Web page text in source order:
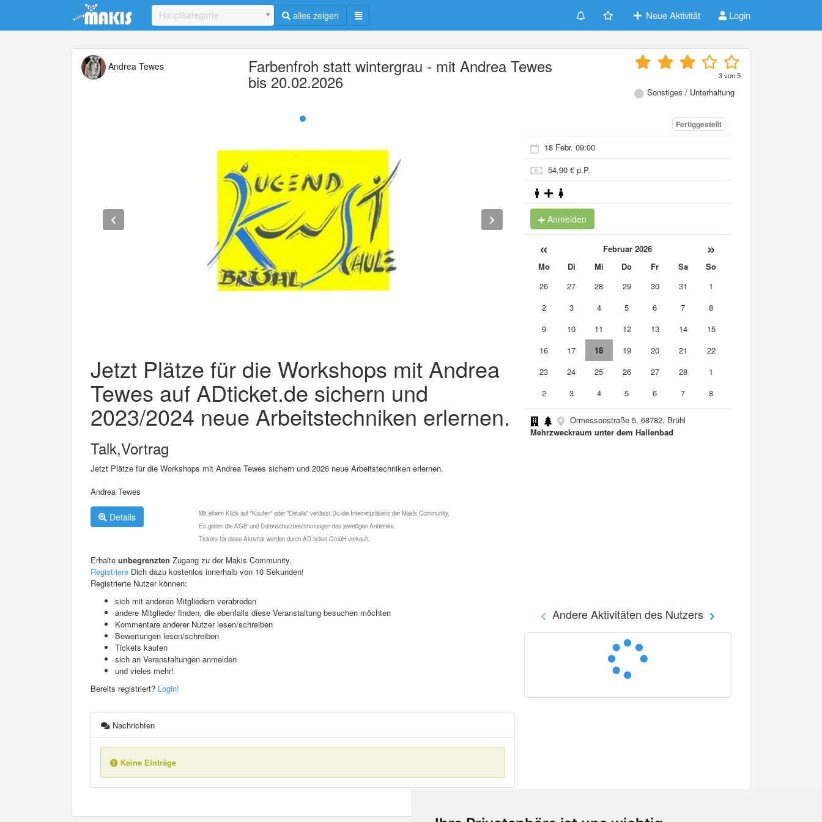
Update cookies preferences
Hauptkategorie alles zeigen Neue Aktivität Login
Andrea Tewes Farbenfroh statt wintergrau - mit Andrea Tewes
bis 20.02.2026 3von5
Sonstiges / Unterhaltung
Jetzt Plätze für die Workshops mit Andrea
Tewes auf ADticket.de sichern und
2023/2024 neue Arbeitstechniken erlernen.
Talk,Vortrag
Jetzt Plätze für die Workshops mit Andrea Tewes sichern und 2026 neue Arbeitstechniken erlernen.
Andrea Tewes
Details
Mit einem Klick auf "Kaufen" oder "Details" verlässt Du die Internetpräsenz der Makis Community.
Es gelten die AGB und Datenschutzbestimmungen des jeweiligen Anbieters.
Tickets für diese Aktivität werden durch AD ticket GmbH verkauft.
Erhalte unbegrenzten Zugang zu der Makis Community.
Registriere Dich dazu kostenlos innerhalb von 10 Sekunden!
Registrierte Nutzer können:
sich mit anderen Mitgliedern verabreden
andere Mitglieder finden, die ebenfalls diese Veranstaltung besuchen möchten
Kommentare anderer Nutzer lesen/schreiben
Bewertungen lesen/schreiben
Tickets kaufen
sich an Veranstaltungen anmelden
und vieles mehr!
Bereits registriert? Login!
Nachrichten
Keine Einträge
Fertiggestellt
18 Febr. 09:00
54,90 € p.P.
Anmelden
« Februar 2026 »
Mo Di Mi Do Fr Sa
So
26
27 28 29 30 31
1
2
3 4 5 6 7
8
9
10 11 12 13 14
15
16
17 18 19 20 21
22
23
24 25 26 27 28
1
2
3 4 5 6 7 8
Ormessonstraße 5, 68782, Brühl
Mehrzweckraum unter dem Hallenbad
Andere Aktivitäten des Nutzers